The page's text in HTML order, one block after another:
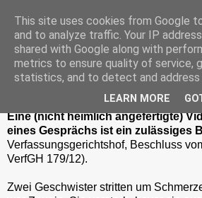
Freitag, 25. April 2014
Videobeweis als
Eine (nicht heimlich angefertigte)
eines Gesprächs ist ein zulässiges
Verfassungsgerichtshof, Beschluss
VerfGH 179/12).
Zwei Geschwister stritten um
This site uses cookies from Google
and to analyze traffic. Your IP
shared with Google along with
metrics to ensure quality of service,
statistics, and to detect and address
LEARN MORE